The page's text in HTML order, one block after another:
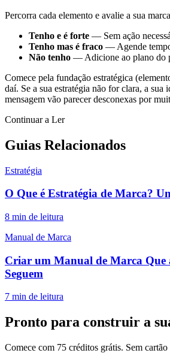
Percorra cada elemento e avalie a sua
Tenho e é forte — Sem ação
Tenho mas é fraco — Agende
Não tenho — Adicione ao plano do
Comece pela fundação estratégica
daí. Se a sua estratégia não for clara, a sua
mensagem vão parecer desconexas por
Continuar a Ler
Guias Relacionados
Estratégia
O Que é Estratégia de Marca?
8 min de leitura
Manual de Marca
Criar um Manual de Marca Que
Seguem
7 min de leitura
Pronto para construir a
Comece com 75 créditos grátis. Sem cartão